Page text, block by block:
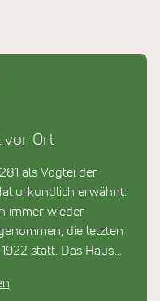
vor Ort
als Vogtei der
urkundlich erwähnt.
immer wieder
die letzten
statt. Das Haus
Fassaden zu